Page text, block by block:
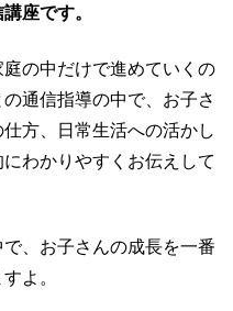
座です。
庭の中だけで進めていくの
通信指導の中で、お子さ
方、日常生活への活かし
わかりやすくお伝えして
、お子さんの成長を一番
よ。